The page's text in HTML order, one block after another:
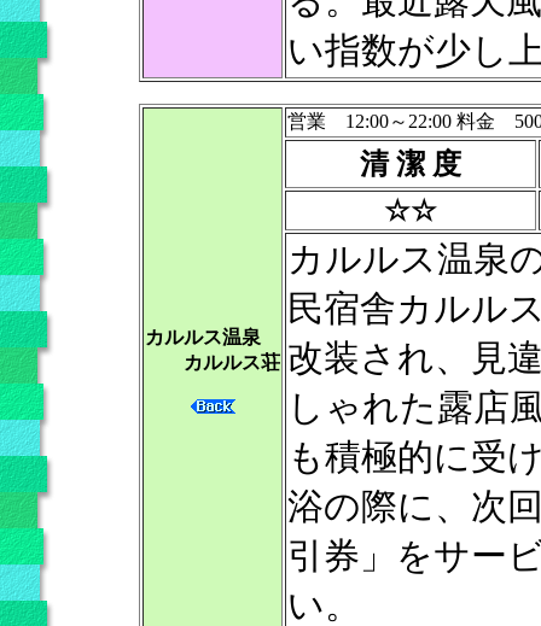
い指数が少し
カルルス温泉
カルルス荘
営業 12:00～22:00 料金
清 潔 度
☆☆
カルルス温泉
民宿舎カルル
改装され、見
しゃれた露店
も積極的に受
浴の際に、次
引券」をサー
い。